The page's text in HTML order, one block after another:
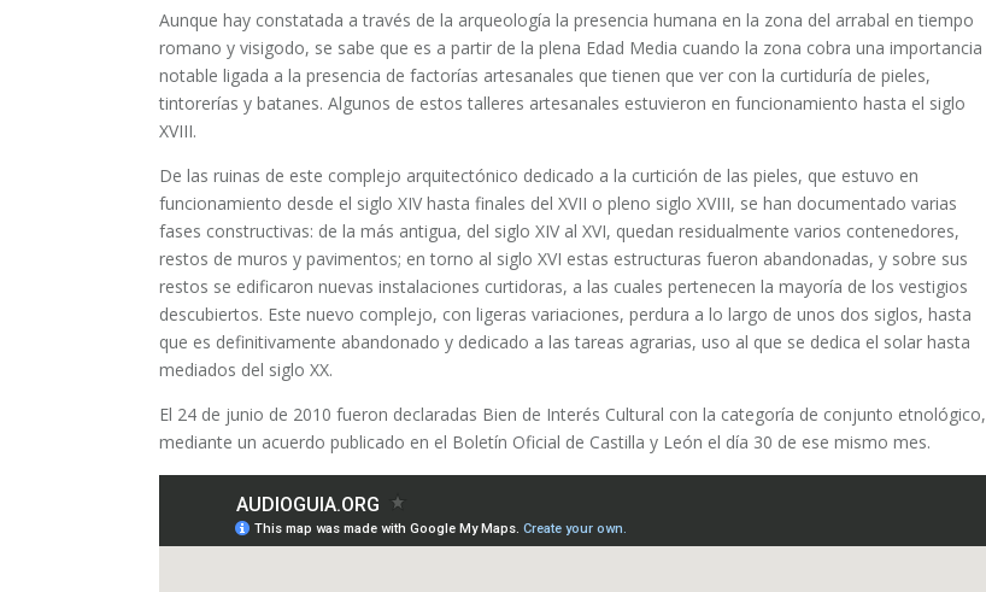
Aunque hay constatada a través de la arqueología la presencia humana en la zona del arrabal en tiempo
romano y visigodo, se sabe que es a partir de la plena Edad Media cuando la zona cobra una importancia
notable ligada a la presencia de factorías artesanales que tienen que ver con la curtiduría de pieles,
tintorerías y batanes. Algunos de estos talleres artesanales estuvieron en funcionamiento hasta el siglo
XVIII.
De las ruinas de este complejo arquitectónico dedicado a la curtición de las pieles, que estuvo en
funcionamiento desde el siglo XIV hasta finales del XVII o pleno siglo XVIII, se han documentado varias
fases constructivas: de la más antigua, del siglo XIV al XVI, quedan residualmente varios contenedores,
restos de muros y pavimentos; en torno al siglo XVI estas estructuras fueron abandonadas, y sobre sus
restos se edificaron nuevas instalaciones curtidoras, a las cuales pertenecen la mayoría de los vestigios
descubiertos. Este nuevo complejo, con ligeras variaciones, perdura a lo largo de unos dos siglos, hasta
que es definitivamente abandonado y dedicado a las tareas agrarias, uso al que se dedica el solar hasta
mediados del siglo XX.
El 24 de junio de 2010 fueron declaradas Bien de Interés Cultural con la categoría de conjunto etnológico,
mediante un acuerdo publicado en el Boletín Oficial de Castilla y León el día 30 de ese mismo mes.